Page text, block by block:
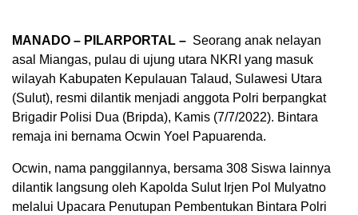
MANADO – PILARPORTAL – Seorang anak nelayan
asal Miangas, pulau di ujung utara NKRI yang masuk
wilayah Kabupaten Kepulauan Talaud, Sulawesi Utara
(Sulut), resmi dilantik menjadi anggota Polri berpangkat
Brigadir Polisi Dua (Bripda), Kamis (7/7/2022). Bintara
remaja ini bernama Ocwin Yoel Papuarenda.
Ocwin, nama panggilannya, bersama 308 Siswa lainnya
dilantik langsung oleh Kapolda Sulut Irjen Pol Mulyatno
melalui Upacara Penutupan Pembentukan Bintara Polri